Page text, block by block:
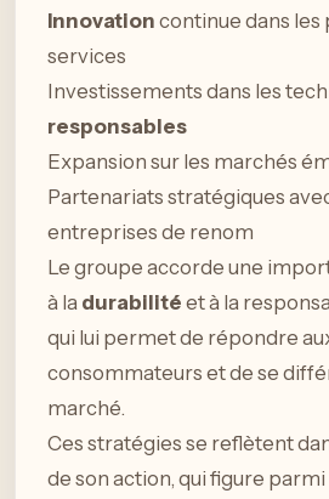
Innovation continue dans les
services
Investissements dans les
responsables
Expansion sur les marchés
Partenariats stratégiques
entreprises de renom
Le groupe accorde une
à la durabilité et à la
qui lui permet de répondre
consommateurs et de se
marché.
Ces stratégies se reflètent
de son action, qui figure parmi